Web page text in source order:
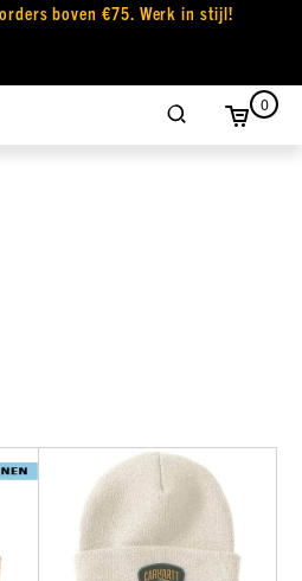
boven €75. Werk in stijl!
0